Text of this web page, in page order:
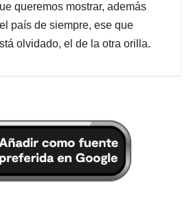
queremos mostrar, además
país de siempre, ese que
olvidado, el de la otra orilla.